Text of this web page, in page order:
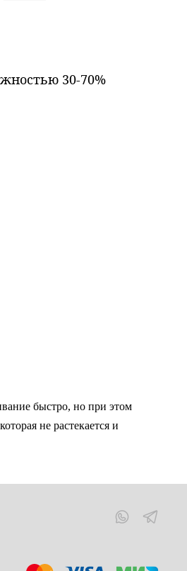
30-70%
быстро, но при этом
не растекается и